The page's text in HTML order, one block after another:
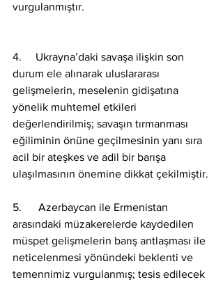
vurgulanmıştır.
4.     Ukrayna’daki savaşa ilişkin son
durum ele alınarak uluslararası
gelişmelerin, meselenin gidişatına
yönelik muhtemel etkileri
değerlendirilmiş; savaşın tırmanması
eğiliminin önüne geçilmesinin yanı sıra
acil bir ateşkes ve adil bir barışa
ulaşılmasının önemine dikkat çekilmiştir.
5.      Azerbaycan ile Ermenistan
arasındaki müzakerelerde kaydedilen
müspet gelişmelerin barış antlaşması ile
neticelenmesi yönündeki beklenti ve
temennimiz vurgulanmış; tesis edilecek